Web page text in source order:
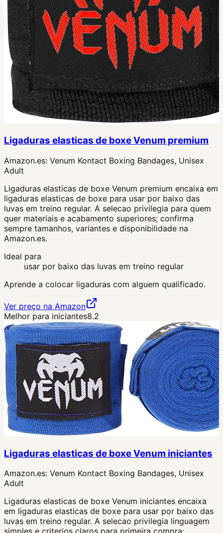
Ligaduras elasticas de boxe Venum premium
Amazon.es: Venum Kontact Boxing Bandages, Unisex
Adult
Ligaduras elasticas de boxe Venum premium encaixa em
ligaduras elasticas de boxe para usar por baixo das
luvas em treino regular. A selecao privilegia para quem
quer materiais e acabamento superiores; confirma
sempre tamanhos, variantes e disponibilidade na
Amazon.es.
Ideal para
usar por baixo das luvas em treino regular
Aprende a colocar ligaduras com alguem qualificado.
Ver preço na Amazon
Melhor para iniciantes8.2
Ligaduras elasticas de boxe Venum iniciantes
Amazon.es: Venum Kontact Boxing Bandages, Unisex
Adult
Ligaduras elasticas de boxe Venum iniciantes encaixa
em ligaduras elasticas de boxe para usar por baixo das
luvas em treino regular. A selecao privilegia linguagem